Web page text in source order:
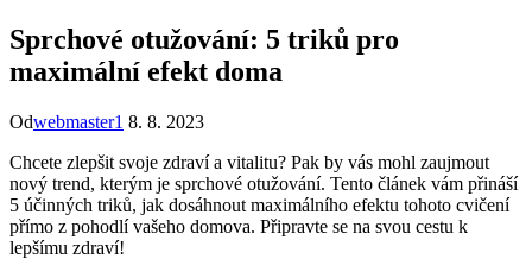
Sprchové otužování: 5 triků pro
maximální efekt doma
Odwebmaster1 8. 8. 2023
Chcete zlepšit svoje zdraví a vitalitu? Pak by vás mohl zaujmout
nový trend, kterým je sprchové otužování. Tento článek vám přináší
5 účinných triků, jak dosáhnout maximálního efektu tohoto cvičení
přímo z pohodlí vašeho domova. Připravte se na svou cestu k
lepšímu zdraví!